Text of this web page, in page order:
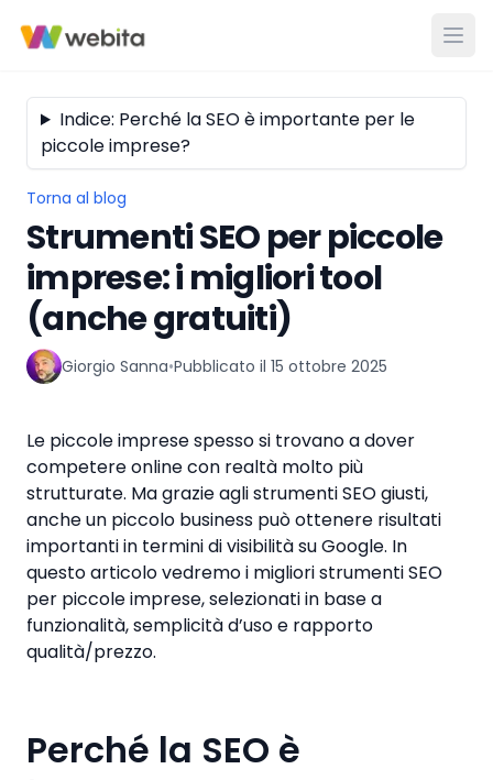
Indice: Perché la SEO è importante per le
piccole imprese?
Torna al blog
Strumenti SEO per piccole
imprese: i migliori tool
(anche gratuiti)
Giorgio Sanna•Pubblicato il 15 ottobre 2025
Le piccole imprese spesso si trovano a dover
competere online con realtà molto più
strutturate. Ma grazie agli strumenti SEO giusti,
anche un piccolo business può ottenere risultati
importanti in termini di visibilità su Google. In
questo articolo vedremo i migliori strumenti SEO
per piccole imprese, selezionati in base a
funzionalità, semplicità d’uso e rapporto
qualità/prezzo.
Perché la SEO è